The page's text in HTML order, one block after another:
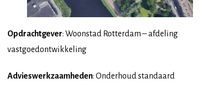
Opdrachtgever: Woonstad Rotterdam – afdeling
vastgoedontwikkeling
Advieswerkzaamheden: Onderhoud standaard